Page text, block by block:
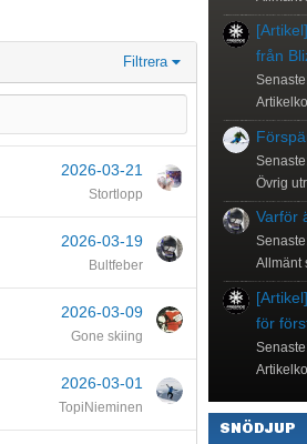
Filtrera
2026-03-21
Stortlopp
2026-03-19
Bultfeber
2026-03-09
Gone skiing
2026-03-01
TopiNieminen
från
Övrig
Varför
Allmänt
för
SNÖDJUP